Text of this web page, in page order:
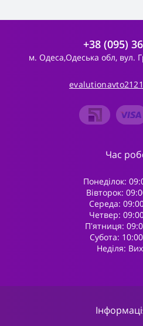
+38 (095)
м. Одеса,Одеська обл, вул.
Час
Понеділок:
Вівторок:
Середа:
Четвер:
Пʼятниця:
Субота:
Неділя: